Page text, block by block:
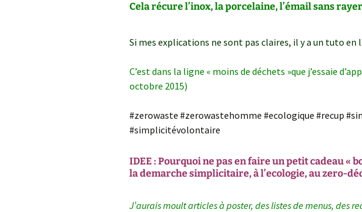
Cela récure l’inox, la porcelaine, l’émail sans
Si mes explications ne sont pas claires, il y a un tuto en
C’est dans la ligne « moins de déchets »que j’essaie
octobre 2015)
#zerowaste #zerowastehomme #ecologique #recup
#simplicitévolontaire
IDEE : Pourquoi ne pas en faire un petit cadeau «
la demarche simplicitaire, à l’ecologie, au zero-
J’aurais moult articles à poster, des listes de menus, des